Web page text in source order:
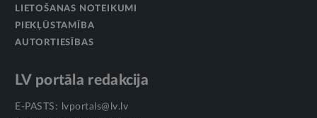
LIETOŠANAS NOTEIKUMI
PIEKĻŪSTAMĪBA
AUTORTIESĪBAS
LV portāla redakcija
E-PASTS:
lvportals@lv.lv